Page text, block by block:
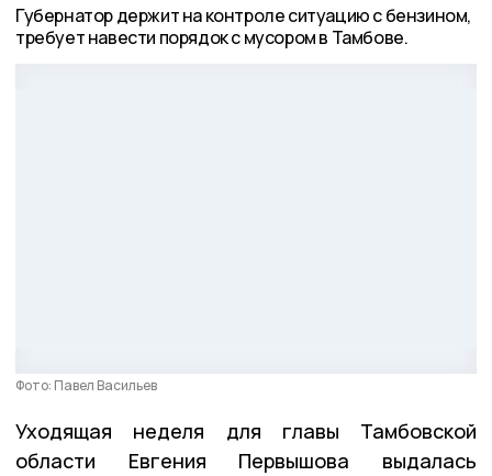
Губернатор держит на контроле ситуацию с бензином,
требует навести порядок с мусором в Тамбове.
Фото: Павел Васильев
Уходящая неделя для главы Тамбовской
области Евгения Первышова выдалась